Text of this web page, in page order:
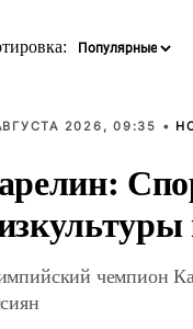
2026, 09:35 •
чемпион